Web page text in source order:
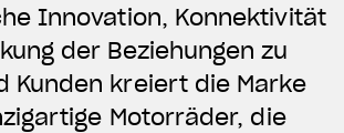
Innovation, Konnektivität
der Beziehungen zu
Kunden kreiert die Marke
Motorräder, die